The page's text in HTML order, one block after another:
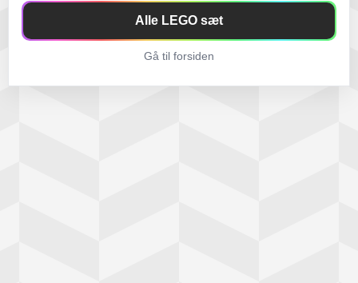
Alle LEGO sæt
Gå til forsiden